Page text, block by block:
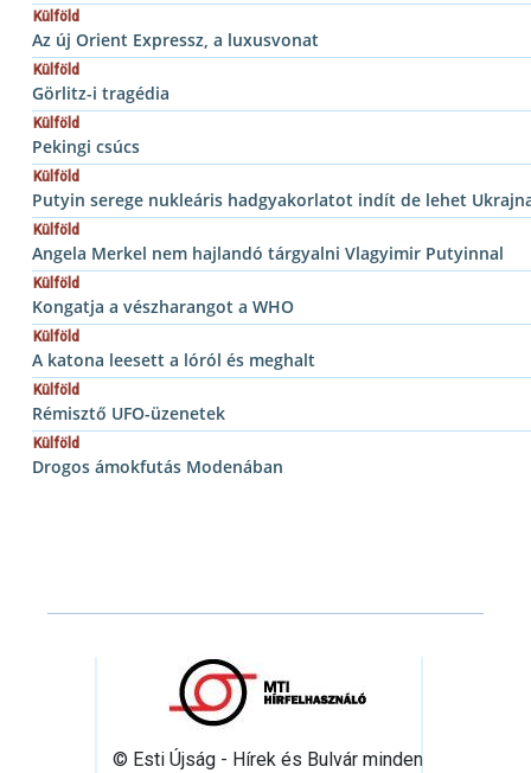
Külföld
Az új Orient Expressz, a luxusvonat
Külföld
Görlitz-i tragédia
Külföld
Pekingi csúcs
Külföld
Putyin serege nukleáris hadgyakorlatot indít de lehet
Külföld
Angela Merkel nem hajlandó tárgyalni Vlagyimir Putyinnal
Külföld
Kongatja a vészharangot a WHO
Külföld
A katona leesett a lóról és meghalt
Külföld
Rémisztő UFO-üzenetek
Külföld
Drogos ámokfutás Modenában
© Esti Újság - Hírek és Bulvár minden